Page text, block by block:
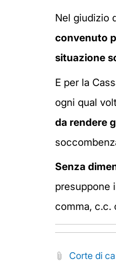
Nel giudizio
convenuto
situazione
E per la
ogni qual
da rendere
Senza
presuppone
comma, c.c.
Corte di